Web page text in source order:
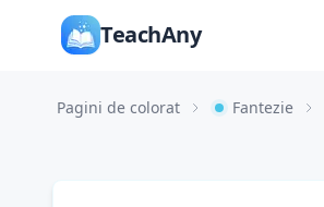
TeachAny
Pagini de colorat Fantezie